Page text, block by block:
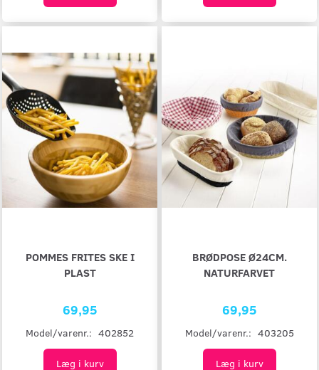
POMMES FRITES SKE I
PLAST
69,95
Model/varenr.: 402852
Læg i kurv
BRØDPOSE Ø24CM.
NATURFARVET
69,95
Model/varenr.: 403205
Læg i kurv